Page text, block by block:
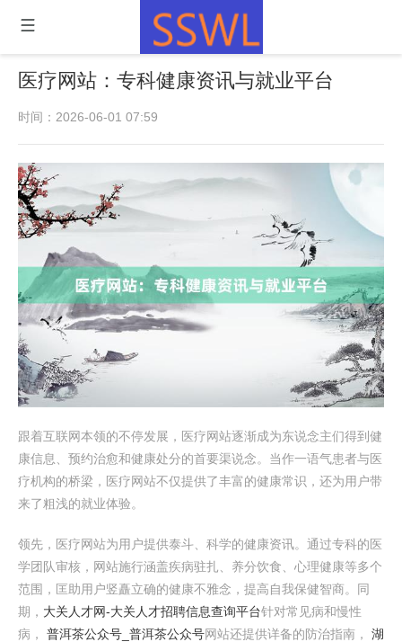
医疗网站：专科健康资讯与就业平台
时间：2026-06-01 07:59
跟着互联网本领的不停发展，医疗网站逐渐成为东说念主们得到健
康信息、预约治愈和健康处分的首要渠说念。当作一语气患者与医
疗机构的桥梁，医疗网站不仅提供了丰富的健康常识，还为用户带
来了粗浅的就业体验。
领先，医疗网站为用户提供泰斗、科学的健康资讯。通过专科的医
学团队审核，网站施行涵盖疾病驻扎、养分饮食、心理健康等多个
范围，匡助用户竖矗立确的健康不雅念，提高自我保健智商。同
期， 大关人才网-大关人才招聘信息查询平台针对常见病和慢性
病， 普洱茶公众号_普洱茶公众号网站还提供详备的防治指南， 湖